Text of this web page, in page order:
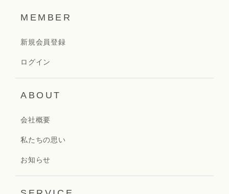
MEMBER
新規会員登録
ログイン
ABOUT
会社概要
私たちの思い
お知らせ